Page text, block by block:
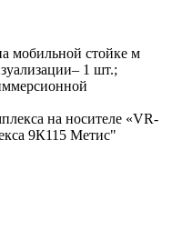
мобильной стойке м
1 шт.;
на носителе «VR-
9К115 Метис"